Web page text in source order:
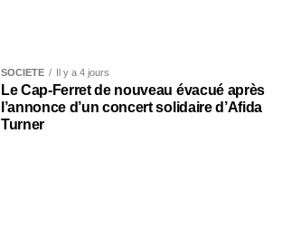
SOCIÉTÉ Il y a 4 jours
Le Cap-Ferret de nouveau évacué après
l’annonce d’un concert solidaire d’Afida
Turner